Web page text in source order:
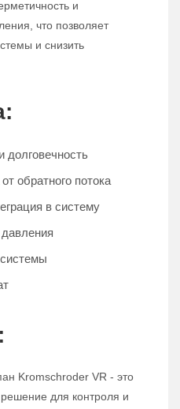
и
что позволяет
и снизить
долговечность
обратного потока
в систему
Kromschroder VR - это
для контроля и